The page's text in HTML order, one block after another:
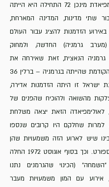
עוד לפני אולימפיאדת מינכן 72 התחילה היא הייתה
שתי מדינות, המדינה המארחת,
הזדמנות להציג עבור העולם
גרמניה) החדשה, ולמחוק
הנאצית, זאת שאירחה את
האולימפיאדה הקודמת שהייתה בגרמניה – ברלין 36
ישראל זו היתה הזדמנות אדירה,
מהשואה ולהוכיח שהפנים של
לאולימפיאדה הזאת יצאה משלחת
למרות שחלקם היו קרובים שנספו
שיש לארוע הזה משמעויות שהן
גדולות יותר מספורט. וכך בסוף אוגוסט 1972 החלה
"השמחה" (הכינוי שהגרמנים נתנו
אירוע עם המון משמעויות מעבר